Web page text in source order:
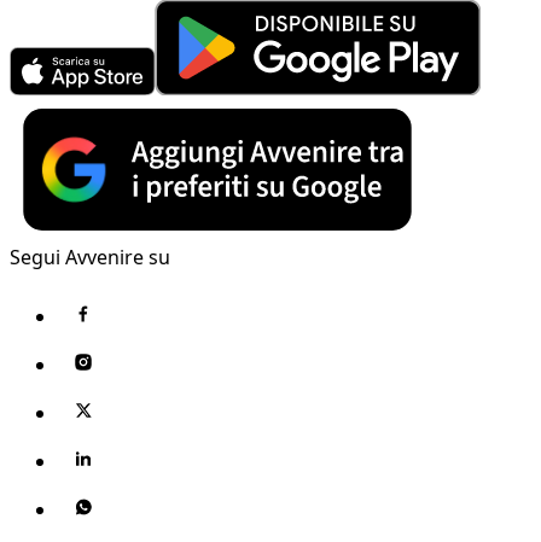
Segui Avvenire su